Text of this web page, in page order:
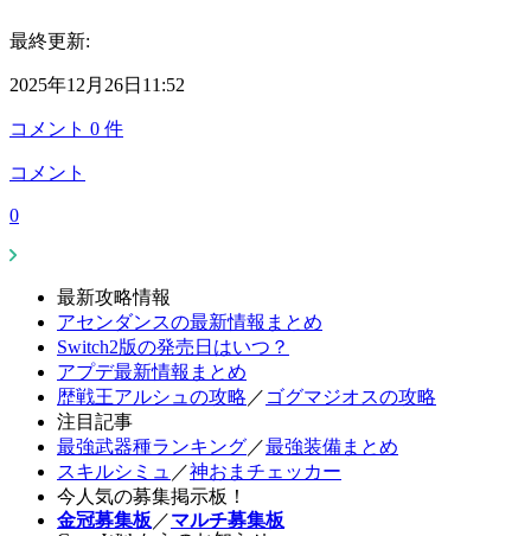
最終更新:
2025年12月26日11:52
コメント 0 件
コメント
0
最新攻略情報
アセンダンスの最新情報まとめ
Switch2版の発売日はいつ？
アプデ最新情報まとめ
歴戦王アルシュの攻略 ／ ゴグマジオスの攻略
注目記事
最強武器種ランキング／最強装備まとめ
スキルシミュ ／神おまチェッカー
今人気の募集掲示板！
金冠募集板 ／マルチ募集板